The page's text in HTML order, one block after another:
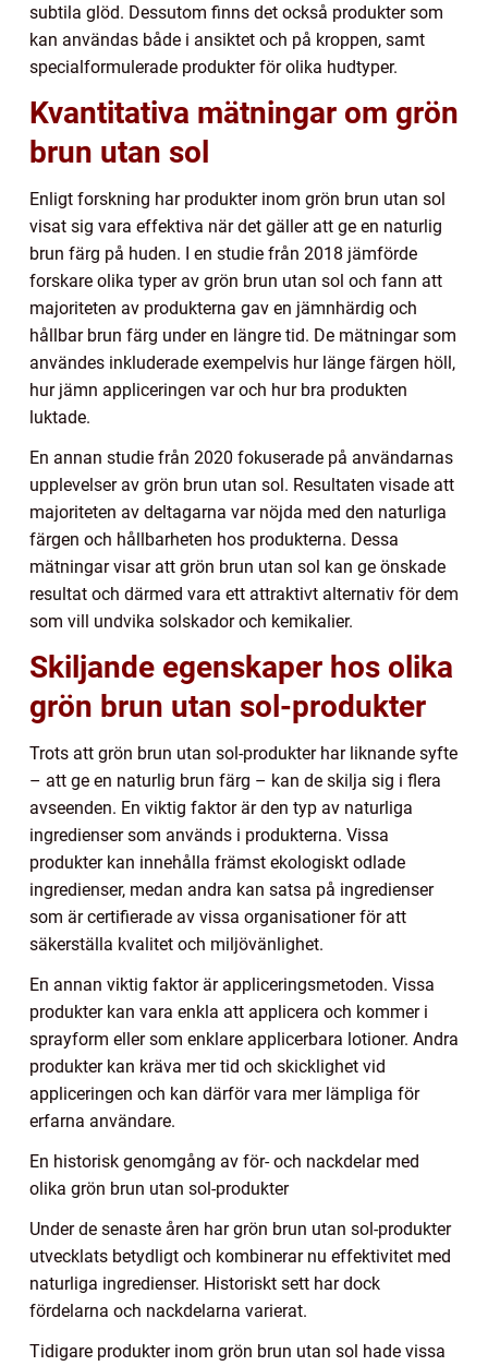
subtila glöd. Dessutom finns det också produkter som
kan användas både i ansiktet och på kroppen, samt
specialformulerade produkter för olika hudtyper.
Kvantitativa mätningar om grön
brun utan sol
Enligt forskning har produkter inom grön brun utan sol
visat sig vara effektiva när det gäller att ge en naturlig
brun färg på huden. I en studie från 2018 jämförde
forskare olika typer av grön brun utan sol och fann att
majoriteten av produkterna gav en jämnhärdig och
hållbar brun färg under en längre tid. De mätningar som
användes inkluderade exempelvis hur länge färgen höll,
hur jämn appliceringen var och hur bra produkten
luktade.
En annan studie från 2020 fokuserade på användarnas
upplevelser av grön brun utan sol. Resultaten visade att
majoriteten av deltagarna var nöjda med den naturliga
färgen och hållbarheten hos produkterna. Dessa
mätningar visar att grön brun utan sol kan ge önskade
resultat och därmed vara ett attraktivt alternativ för dem
som vill undvika solskador och kemikalier.
Skiljande egenskaper hos olika
grön brun utan sol-produkter
Trots att grön brun utan sol-produkter har liknande syfte
– att ge en naturlig brun färg – kan de skilja sig i flera
avseenden. En viktig faktor är den typ av naturliga
ingredienser som används i produkterna. Vissa
produkter kan innehålla främst ekologiskt odlade
ingredienser, medan andra kan satsa på ingredienser
som är certifierade av vissa organisationer för att
säkerställa kvalitet och miljövänlighet.
En annan viktig faktor är appliceringsmetoden. Vissa
produkter kan vara enkla att applicera och kommer i
sprayform eller som enklare applicerbara lotioner. Andra
produkter kan kräva mer tid och skicklighet vid
appliceringen och kan därför vara mer lämpliga för
erfarna användare.
En historisk genomgång av för- och nackdelar med
olika grön brun utan sol-produkter
Under de senaste åren har grön brun utan sol-produkter
utvecklats betydligt och kombinerar nu effektivitet med
naturliga ingredienser. Historiskt sett har dock
fördelarna och nackdelarna varierat.
Tidigare produkter inom grön brun utan sol hade vissa